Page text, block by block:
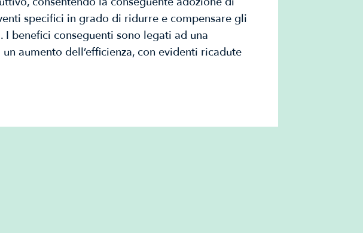
specifici in grado di ridurre e compensare gli
benefici conseguenti sono legati ad una
aumento dell’efficienza, con evidenti ricadute